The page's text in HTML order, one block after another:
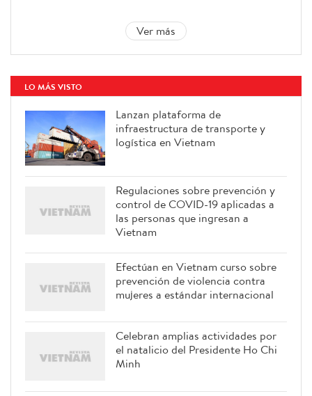
Ver más
LO MÁS VISTO
Lanzan plataforma de
infraestructura de transporte y
logística en Vietnam
Regulaciones sobre prevención y
control de COVID-19 aplicadas a
las personas que ingresan a
Vietnam
Efectúan en Vietnam curso sobre
prevención de violencia contra
mujeres a estándar internacional
Celebran amplias actividades por
el natalicio del Presidente Ho Chi
Minh